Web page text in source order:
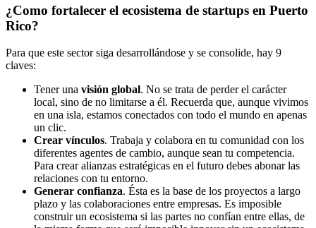
¿Como fortalecer el ecosistema de startups en Puerto
Rico?
Para que este sector siga desarrollándose y se consolide, hay 9
claves:
Tener una visión global. No se trata de perder el carácter
local, sino de no limitarse a él. Recuerda que, aunque vivimos
en una isla, estamos conectados con todo el mundo en apenas
un clic.
Crear vínculos. Trabaja y colabora en tu comunidad con los
diferentes agentes de cambio, aunque sean tu competencia.
Para crear alianzas estratégicas en el futuro debes abonar las
relaciones con tu entorno.
Generar confianza. Ésta es la base de los proyectos a largo
plazo y las colaboraciones entre empresas. Es imposible
construir un ecosistema si las partes no confían entre ellas, de